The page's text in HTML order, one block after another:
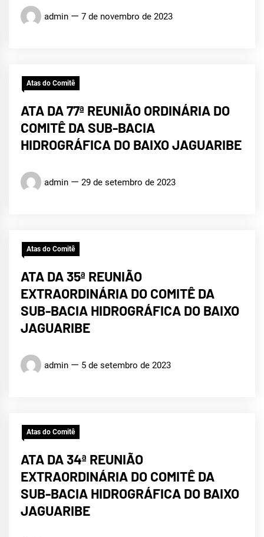
admin 7 de novembro de 2023
Atas do Comitê
ATA DA 77ª REUNIÃO ORDINÁRIA DO
COMITÊ DA SUB-BACIA
HIDROGRÁFICA DO BAIXO JAGUARIBE
admin 29 de setembro de 2023
Atas do Comitê
ATA DA 35ª REUNIÃO
EXTRAORDINÁRIA DO COMITÊ DA
SUB-BACIA HIDROGRÁFICA DO BAIXO
JAGUARIBE
admin 5 de setembro de 2023
Atas do Comitê
ATA DA 34ª REUNIÃO
EXTRAORDINÁRIA DO COMITÊ DA
SUB-BACIA HIDROGRÁFICA DO BAIXO
JAGUARIBE